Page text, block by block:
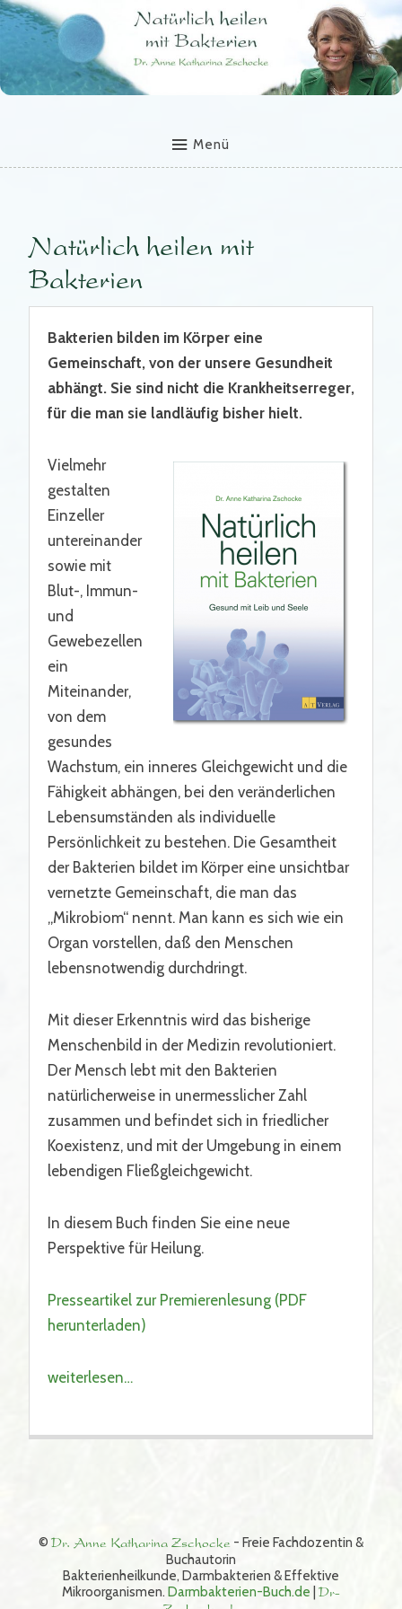
Menü
Natürlich heilen mit
Bakterien
Bakterien bilden im Körper eine
Gemeinschaft, von der unsere Gesundheit
abhängt. Sie sind nicht die Krankheitserreger,
für die man sie landläufig bisher hielt.
Vielmehr
gestalten
Einzeller
untereinander
sowie mit
Blut-, Immun-
und
Gewebezellen
ein
Miteinander,
von dem
gesundes
Wachstum, ein inneres Gleichgewicht und die
Fähigkeit abhängen, bei den veränderlichen
Lebensumständen als individuelle
Persönlichkeit zu bestehen. Die Gesamtheit
der Bakterien bildet im Körper eine unsichtbar
vernetzte Gemeinschaft, die man das
„Mikrobiom“ nennt. Man kann es sich wie ein
Organ vorstellen, daß den Menschen
lebensnotwendig durchdringt.
Mit dieser Erkenntnis wird das bisherige
Menschenbild in der Medizin revolutioniert.
Der Mensch lebt mit den Bakterien
natürlicherweise in unermesslicher Zahl
zusammen und befindet sich in friedlicher
Koexistenz, und mit der Umgebung in einem
lebendigen Fließgleichgewicht.
In diesem Buch finden Sie eine neue
Perspektive für Heilung.
Presseartikel zur Premierenlesung (PDF
herunterladen)
weiterlesen…
© Dr. Anne Katharina Zschocke - Freie Fachdozentin &
Buchautorin
Bakterienheilkunde, Darmbakterien & Effektive
Mikroorganismen. Darmbakterien-Buch.de Dr-